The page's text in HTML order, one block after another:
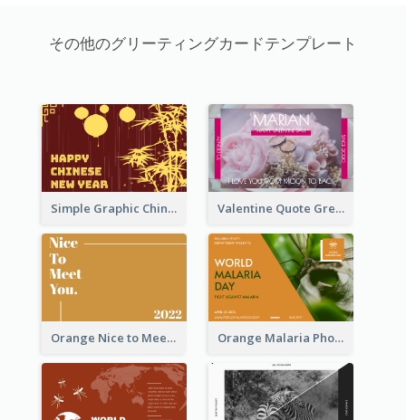
その他のグリーティングカードテンプレート
Simple Graphic Chinese New Year In Red And Yellow Valentine Quote Greeting Card
Orange Nice to Meet You Greeting Card Orange Malaria Photo World Malaria Day Greeting Card